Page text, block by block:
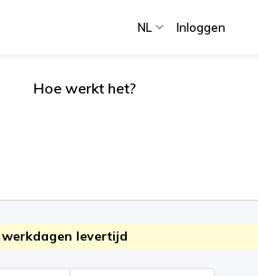
NL Inloggen
Hoe werkt het?
werkdagen levertijd